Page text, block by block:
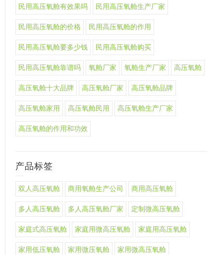
民用高压氧舱有效果吗 民用高压氧舱生产厂家
民用高压氧舱的价格 民用高压氧舱的作用
民用高压氧舱要多少钱 民用高压氧舱购买
民用高压氧舱靠谱吗 氧舱厂家 氧舱生产厂家 高压氧舱
高压氧舱十大品牌 高压氧舱厂家 高压氧舱品牌
高压氧舱家用 高压氧舱民用 高压氧舱生产厂家
高压氧舱的作用和功效
产品标签
双人高压氧舱 商用氧舱生产公司 商用高压氧舱
多人高压氧舱 多人高压氧舱厂家 定制微高压氧舱
家庭式高压氧舱 家庭用微高压氧舱 家庭用高压氧舱
家用低压氧舱 家用微压氧舱 家用微高压氧舱